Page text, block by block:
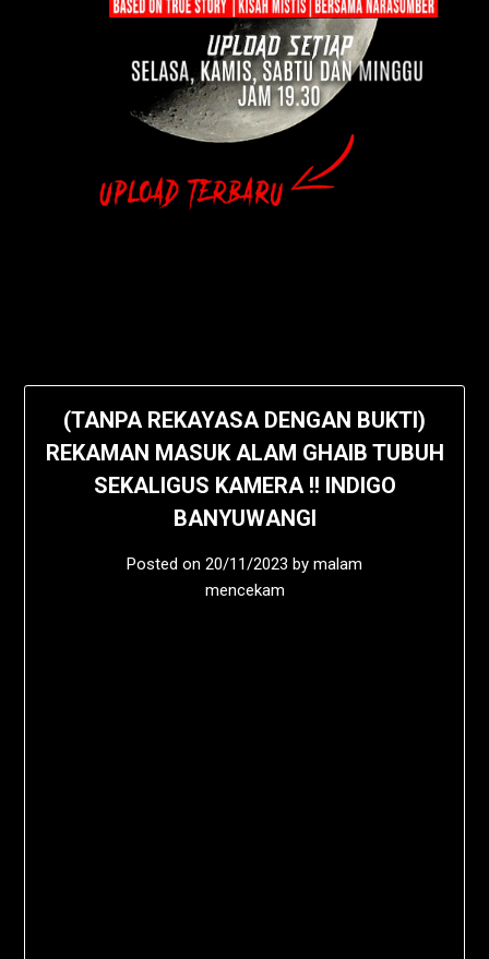
(TANPA REKAYASA DENGAN BUKTI)
REKAMAN MASUK ALAM GHAIB TUBUH
SEKALIGUS KAMERA !! INDIGO
BANYUWANGI
Posted on 20/11/2023 by malam
mencekam